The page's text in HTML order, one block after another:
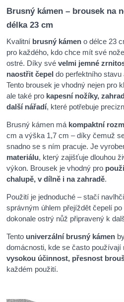
Brusný kámen – brousek na
délka 23 cm
Kvalitní brusný kámen o délce 23
pro každého, kdo chce mít své
ostré. Díky svévelmi jemné
naostřit čepel do perfektního
Tento brousek je vhodný nejen pro
ale také pro kapesní nožíky,
další nářadí, které potřebuje
Brusný kámen má kompaktní
cm a výška 1,7 cm – díky čemuž
snadno se s ním pracuje. Je
materiálu, který zajišťuje dlouhou
výkon. Brousek je vhodný pro
chalupě, v dílně i na zahradě.
Použití je jednoduché – stačí
správným úhlem přejíždět čepelí
dokonale ostrý nůž připravený k
Tento univerzální brusný kámen
domácnosti, kde se často
vysokou účinnost, přesnost
každém použití.